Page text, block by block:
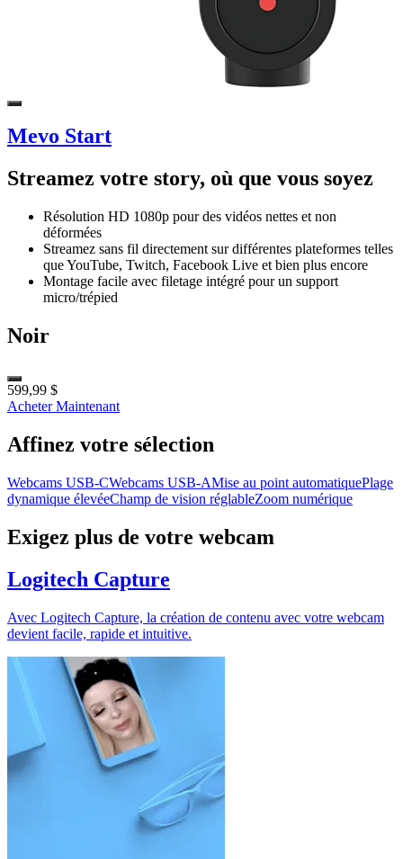
Mevo Start
Streamez votre story, où que vous soyez
Résolution HD 1080p pour des vidéos nettes et non
déformées
Streamez sans fil directement sur différentes plateformes telles
que YouTube, Twitch, Facebook Live et bien plus encore
Montage facile avec filetage intégré pour un support
micro/trépied
Noir
599,99 $
Acheter Maintenant
Affinez votre sélection
Webcams USB-CWebcams USB-AMise au point automatiquePlage
dynamique élevéeChamp de vision réglableZoom numérique
Exigez plus de votre webcam
Logitech Capture
Avec Logitech Capture, la création de contenu avec votre webcam
devient facile, rapide et intuitive.